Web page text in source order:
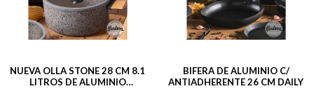
NUEVA OLLA STONE 28 CM 8.1
LITROS DE ALUMINIO
BIFERA DE ALUMINIO C/
ANTIADHERENTE 26 CM DAILY